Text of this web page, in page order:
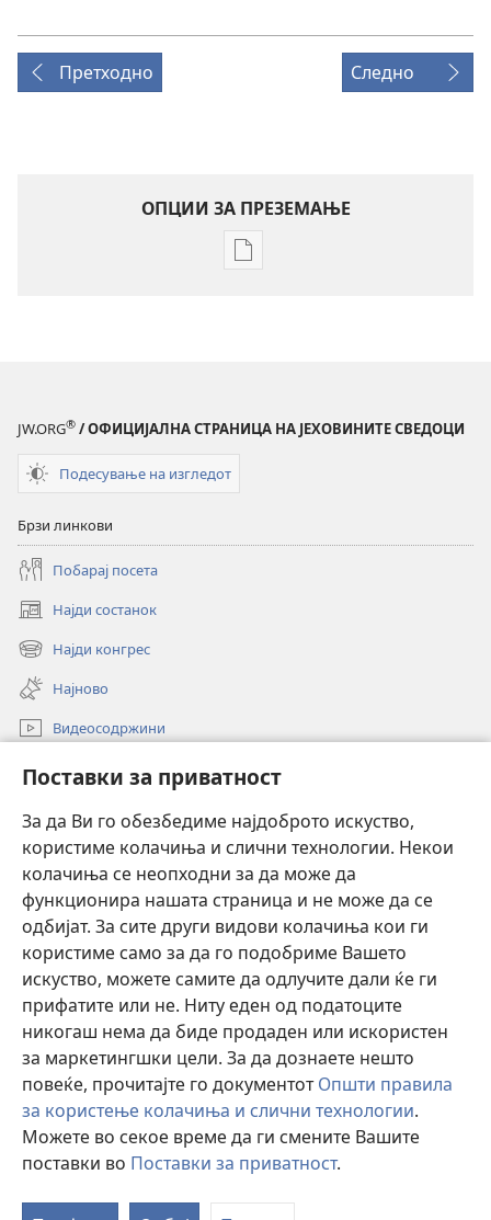
Поставки за приватност
За да Ви го обезбедиме најдоброто искуство,
користиме колачиња и слични технологии. Некои
колачиња се неопходни за да може да
функционира нашата страница и не може да се
одбијат. За сите други видови колачиња кои ги
користиме само за да го подобриме Вашето
искуство, можете самите да одлучите дали ќе ги
прифатите или не. Ниту еден од податоците
никогаш нема да биде продаден или искористен
за маркетингшки цели. За да дознаете нешто
повеќе, прочитајте го документотОпшти правила
за користење колачиња и слични технологии.
Можете во секое време да ги смените Вашите
поставки во Поставки за приватност.
Претходно Следно
ОПЦИИ ЗА ПРЕЗЕМАЊЕ
Опции
електронски
JW.ORG® / ОФИЦИЈАЛНА СТРАНИЦА НА ЈЕХОВИНИТЕ СВЕДОЦИ
Подесување на изгледот
Брзи линкови
Побарај посета
Најди состанок
(opens
new
window)
Најди конгрес
(opens
new
window)
Најново
Видеосодржини
(opens
new
window)ОНЛАЈН БИБЛИОТЕКА Watchtower™
(opens
new
window)JW Hub
(opens
new
window)Watchtower Library
Copyright© 2026 Watch Tower Bible and Tract Society of Pennsylvania.
УСЛОВИ ЗА КОРИСТЕЊЕ
ПРИВАТНОСТ